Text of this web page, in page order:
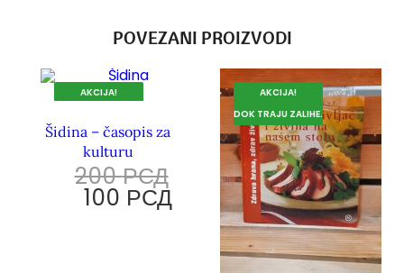
POVEZANI PROIZVODI
AKCIJA!
Šidina – časopis za
kulturu
200РСД
100 РСД
AKCIJA!
DOK TRAJU ZALIHE.